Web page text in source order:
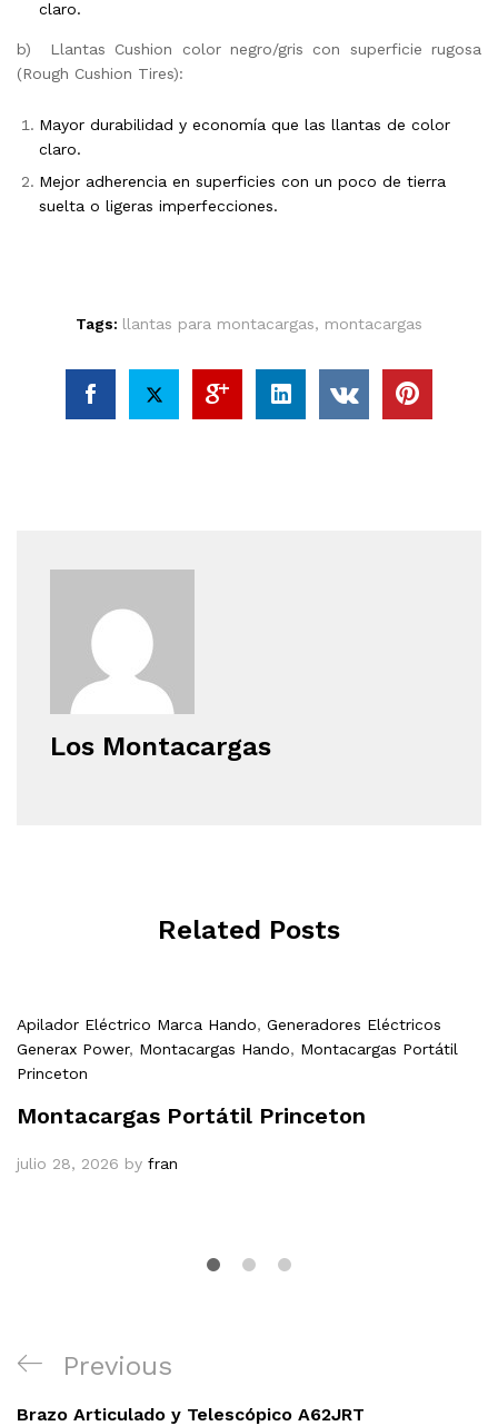
claro.
b) Llantas Cushion color negro/gris con superficie rugosa
(Rough Cushion Tires):
Mayor durabilidad y economía que las llantas de color
claro.
Mejor adherencia en superficies con un poco de tierra
suelta o ligeras imperfecciones.
Tags: llantas para montacargas, montacargas
Los Montacargas
Related Posts
Apilador Eléctrico Marca Hando, Generadores Eléctricos
Generax Power, Montacargas Hando, Montacargas Portátil
Princeton
Montacargas Portátil Princeton
julio 28, 2026 by fran
Navegación
entradas
Previous
Post
Previous
Brazo Articulado y Telescópico A62JRT